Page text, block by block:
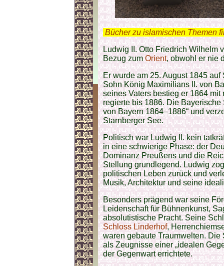
Bücher zu islamischen Themen
Ludwig II. Otto Friedrich Wilhelm
Bezug zumOrient, obwohl er nie
Er wurde am 25. August 1845
Sohn König Maximilians II. von
seines Vaters bestieg er 1864
regierte bis 1886. Die
von Bayern 1864–1886“ und
Starnberger See.
Politisch war Ludwig II. kein
in eine schwierige Phase: der
Dominanz Preußens und die
Stellung grundlegend. Ludwig
politischen Leben zurück und
Musik, Architektur und seine
Besonders prägend war seine
Leidenschaft für Bühnenkunst,
absolutistische Pracht. Seine
Schloss Linderhof,
waren gebaute Traumwelten.
als Zeugnisse einer „idealen
der Gegenwart errichtete.